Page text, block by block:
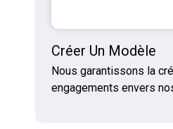
Créer Un Modèle
Nous garantissons la
engagements envers